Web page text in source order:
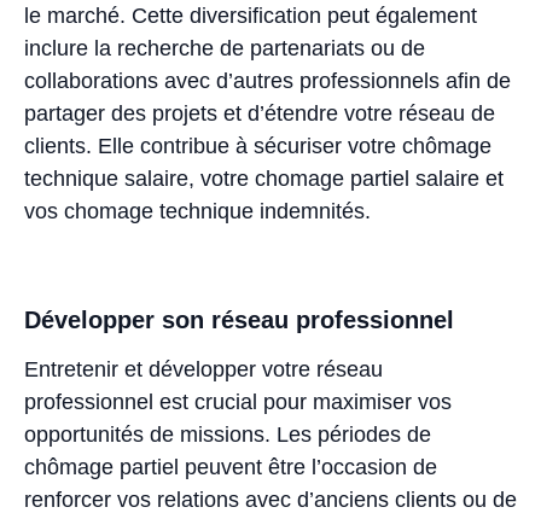
le marché. Cette diversification peut également
inclure la recherche de partenariats ou de
collaborations avec d’autres professionnels afin de
partager des projets et d’étendre votre réseau de
clients. Elle contribue à sécuriser votre chômage
technique salaire, votre chomage partiel salaire et
vos chomage technique indemnités.
Développer son réseau professionnel
Entretenir et développer votre réseau
professionnel est crucial pour maximiser vos
opportunités de missions. Les périodes de
chômage partiel peuvent être l’occasion de
renforcer vos relations avec d’anciens clients ou de